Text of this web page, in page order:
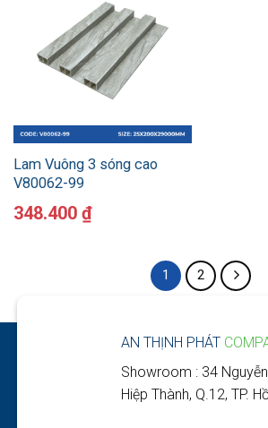
Lam Vuông 3 sóng cao
V80062-99
348.400 ₫
1 2
AN THỊNH PHÁT
Showroom : 34 Nguyễn
Hiệp Thành, Q.12, TP.